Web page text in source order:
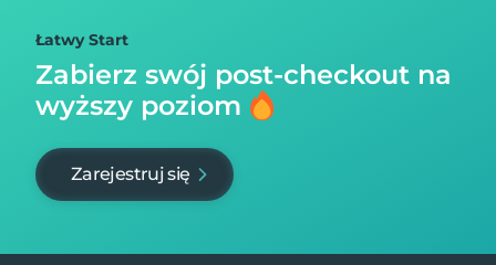
Łatwy Start
Zabierz swój post-checkout na
wyższy poziom
Zarejestruj się